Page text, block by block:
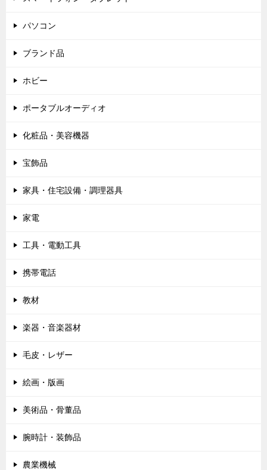
パソコン
ブランド品
ホビー
ポータブルオーディオ
化粧品・美容機器
宝飾品
家具・住宅設備・調理器具
家電
工具・電動工具
携帯電話
教材
楽器・音楽器材
毛皮・レザー
絵画・版画
美術品・骨董品
腕時計・装飾品
農業機械